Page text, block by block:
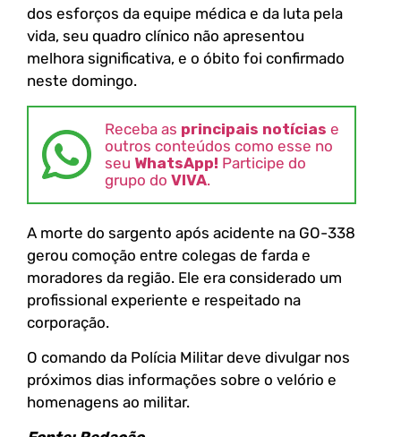
dos esforços da equipe médica e da luta pela
vida, seu quadro clínico não apresentou
melhora significativa, e o óbito foi confirmado
neste domingo.
Receba as principais notícias e
outros conteúdos como esse no
seu WhatsApp! Participe do
grupo do VIVA.
A morte do sargento após acidente na GO-338
gerou comoção entre colegas de farda e
moradores da região. Ele era considerado um
profissional experiente e respeitado na
corporação.
O comando da Polícia Militar deve divulgar nos
próximos dias informações sobre o velório e
homenagens ao militar.